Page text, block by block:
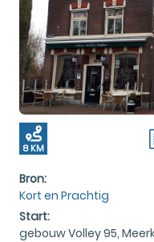
8 KM
Bron:
Kort en Prachtig
Start:
gebouw Volley 95,